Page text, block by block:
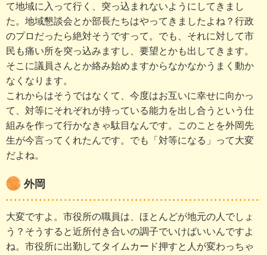
て地域に入って行く、突っ込まれないようにしてきまし
た。地域懇談会とか部長たちはやってきましたよね？行政
のプロだったら絶対そうですって。でも、それに対して市
民も痛い所を突っ込みますし、要望とかも出してきます。
そこに議員さんとか絡み始めますからなかなかうまく動か
なくなります。
これからはそうではなくて、今度はお互いに幸せに向かっ
て、対等にそれぞれが持っている能力を出し合うという仕
組みを作って行かなきゃ駄目なんです。このことを外岡先
生が今言ってくれたんです。でも「対等になる」って大変
だよね。
外岡
大変ですよ。市役所の職員は、ほとんどが地元の人でしょ
う？そうすると近所付き合いの調子でいけばいいんですよ
ね。市役所に出勤してタイムカード押すと人が変わっちゃ